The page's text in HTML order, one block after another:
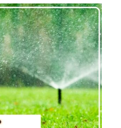
تمديد
شبكات
الري
بالرياض
|
0560048269